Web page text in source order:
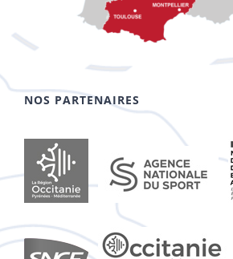
NOS PARTENAIRES